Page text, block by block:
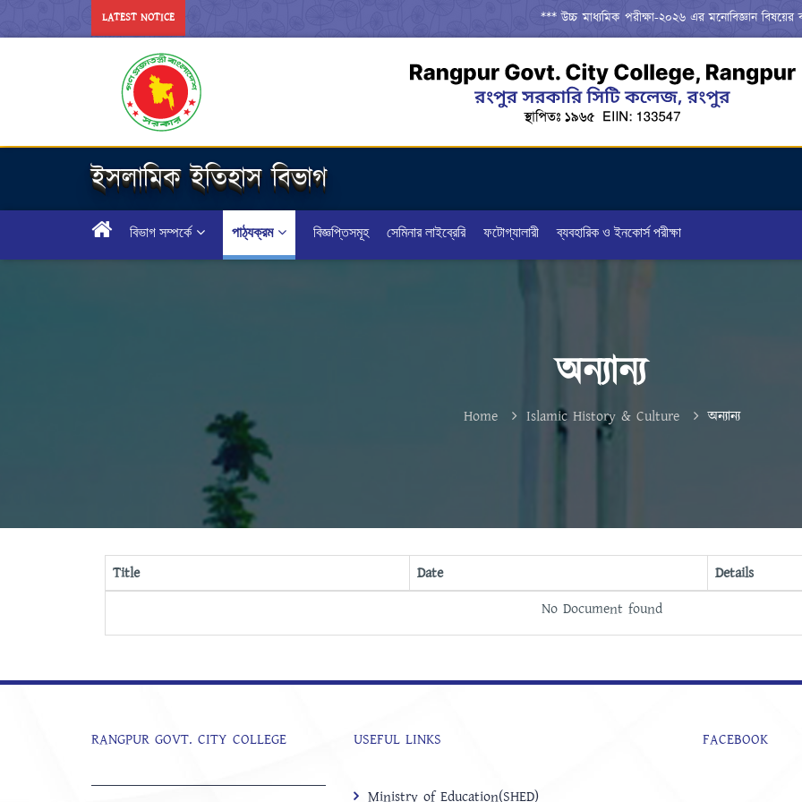
LATEST NOTICE *** উচ্চ মাধ্যমিক পরীক্ষা-২০২৬ এর মনোবিজ্ঞান বিষয়ের
ইসলামিক ইতিহাস বিভাগ
বিভাগ সম্পর্কে পাঠ্যক্রম বিজ্ঞপ্তিসমূহ সেমিনার লাইব্রেরি ফটোগ্যালারী ব্যবহারিক ও ইনকোর্স পরীক্ষা
অন্যান্য
Home Islamic History & Culture অন্যান্য
Title Date
Details
No Document found
RANGPUR GOVT. CITY COLLEGE USEFUL LINKS
Ministry of Education(SHED)
FACEBOOK